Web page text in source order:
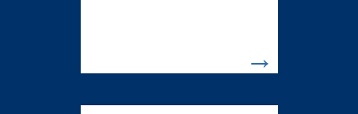
→